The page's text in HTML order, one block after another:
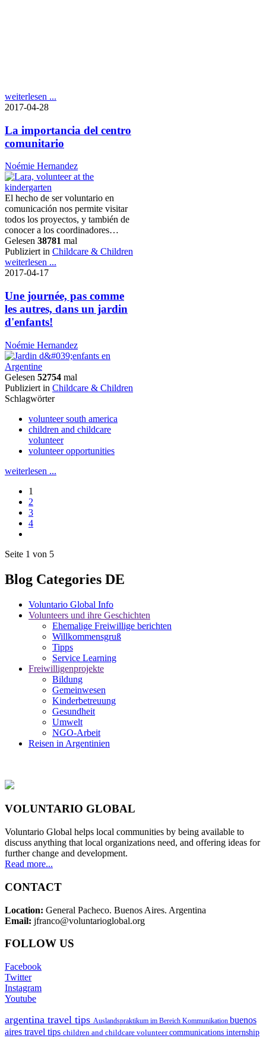
weiterlesen ...
2017-04-28
La importancia del centro
comunitario
Noémie Hernandez
El hecho de ser voluntario en
comunicación nos permite visitar
todos los proyectos, y también de
conocer a los coordinadores…
Gelesen 38781 mal
Publiziert in Childcare & Children
weiterlesen ...
2017-04-17
Une journée, pas comme
les autres, dans un jardin
d'enfants!
Noémie Hernandez
Gelesen 52754 mal
Publiziert in Childcare & Children
Schlagwörter
volunteer south america
children and childcare
volunteer
volunteer opportunities
weiterlesen ...
1
2
3
4
Seite 1 von 5
Blog Categories DE
Voluntario Global Info
Volunteers und ihre Geschichten
Ehemalige Freiwillige berichten
Willkommensgruß
Tipps
Service Learning
Freiwilligenprojekte
Bildung
Gemeinwesen
Kinderbetreuung
Gesundheit
Umwelt
NGO-Arbeit
Reisen in Argentinien
VOLUNTARIO GLOBAL
Voluntario Global helps local communities by being available to
discuss anything that local organizations need, and offering ideas for
further change and development.
Read more...
CONTACT
Location: General Pacheco. Buenos Aires. Argentina
Email: jfranco@voluntarioglobal.org
FOLLOW US
Facebook
Twitter
Instagram
Youtube
argentina travel tips Auslandspraktikum im Bereich Kommunikation buenos
aires travel tips children and childcare volunteercommunications internship